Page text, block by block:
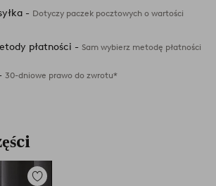
- Dotyczy paczek pocztowych o wartości
płatności - Sam wybierz metodę płatności
30-dniowe prawo do zwrotu*
Dodaj